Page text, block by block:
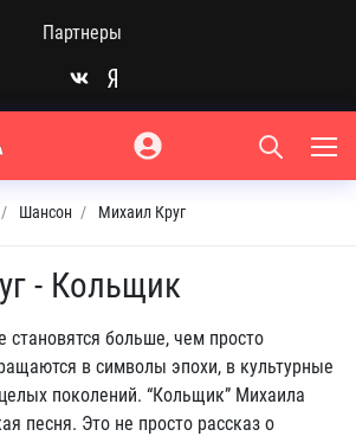
Партнеры
Шансон Михаил Круг
- Кольщик
становятся больше, чем просто
в символы эпохи, в культурные
поколений. “Кольщик” Михаила
песня. Это не просто рассказ о